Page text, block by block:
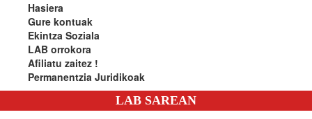
Hasiera
Gure kontuak
Ekintza Soziala
LAB orrokora
Afiliatu zaitez !
Permanentzia Juridikoak
LAB SAREAN